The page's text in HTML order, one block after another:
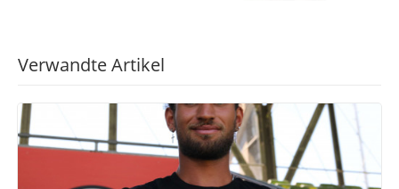
Verwandte Artikel